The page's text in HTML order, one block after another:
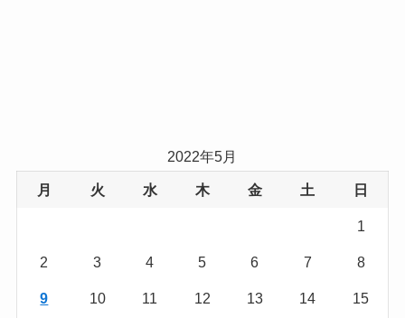
2022年5月
月 火 水 木 金 土 日
1
2 3 4 5 6 7 8
9 10 11 12 13 14 15